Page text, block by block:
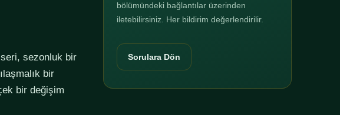
sezonluk bir
bir
bir değişim
bölümündeki bağlantılar üzerinden
iletebilirsiniz. Her bildirim değerlendirilir.
Sorulara Dön